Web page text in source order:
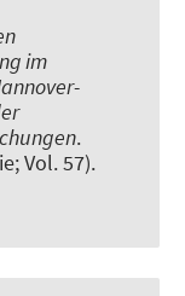
im
.
Vol. 57).